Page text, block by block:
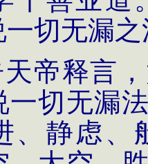
一切无漏
帝释言
一切无漏
、静虑、